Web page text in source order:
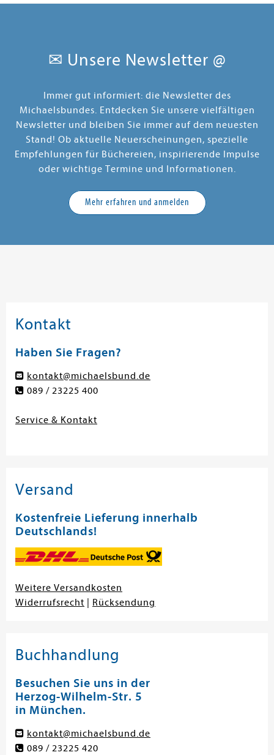
✉ Unsere Newsletter @
Immer gut informiert: die Newsletter des
Michaelsbundes. Entdecken Sie unsere vielfältigen
Newsletter und bleiben Sie immer auf dem neuesten
Stand! Ob aktuelle Neuerscheinungen, spezielle
Empfehlungen für Büchereien, inspirierende Impulse
oder wichtige Termine und Informationen.
Mehr erfahren und anmelden
Kontakt
Haben Sie Fragen?
kontakt@michaelsbund.de
089 / 23225 400
Service & Kontakt
Versand
Kostenfreie Lieferung innerhalb
Deutschlands!
Weitere Versandkosten
Widerrufsrecht
Rücksendung
Buchhandlung
Besuchen Sie uns in der
Herzog-Wilhelm-Str. 5
in München.
kontakt@michaelsbund.de
089 / 23225 420